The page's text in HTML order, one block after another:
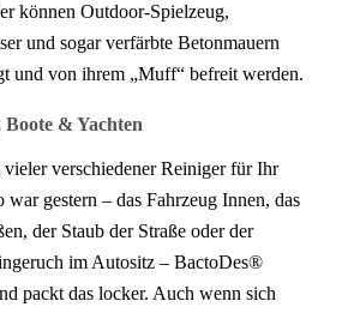
können Outdoor-Spielzeug,
und sogar verfärbte Betonmauern
und von ihrem „Muff“ befreit werden.
& Yachten
verschiedener Reiniger für Ihr
war gestern – das Fahrzeug Innen, das
der Staub der Straße oder der
im Autositz – BactoDes®
packt das locker. Auch wenn sich